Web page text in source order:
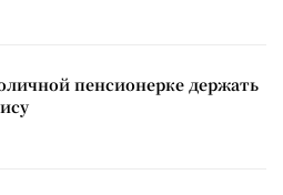
пенсионерке держать